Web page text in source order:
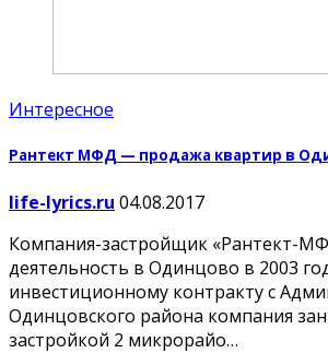
Интересное
Рантект МФД — продажа квартир в
life-lyrics.ru 04.08.2017
Компания-застройщик «Рантект-
деятельность в Одинцово в 2003
инвестиционному контракту с
Одинцовского района компания
застройкой 2 микрорайо…